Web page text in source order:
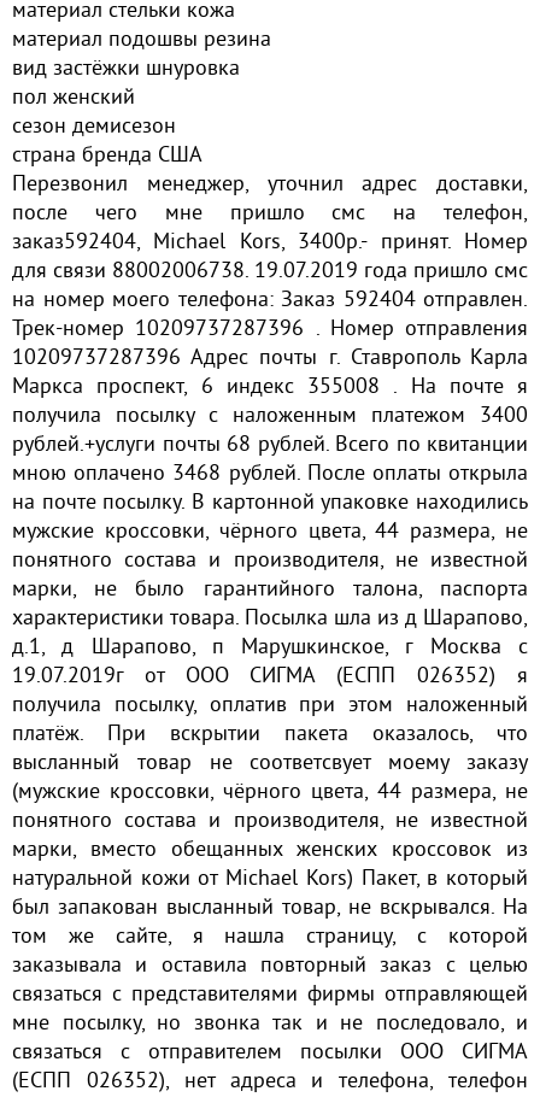
материал стельки кожа
материал подошвы резина
вид застёжки шнуровка
пол женский
сезон демисезон
страна бренда США
Перезвонил менеджер, уточнил адрес доставки,
после чего мне пришло смс на телефон,
заказ592404, Michael Kors, 3400р.- принят. Номер
для связи 88002006738. 19.07.2019 года пришло смс
на номер моего телефона: Заказ 592404 отправлен.
Трек-номер 10209737287396 . Номер отправления
10209737287396 Адрес почты г. Ставрополь Карла
Маркса проспект, 6 индекс 355008 . На почте я
получила посылку с наложенным платежом 3400
рублей.+услуги почты 68 рублей. Всего по квитанции
мною оплачено 3468 рублей. После оплаты открыла
на почте посылку. В картонной упаковке находились
мужские кроссовки, чёрного цвета, 44 размера, не
понятного состава и производителя, не известной
марки, не было гарантийного талона, паспорта
характеристики товара. Посылка шла из д Шарапово,
д.1, д Шарапово, п Марушкинское, г Москва с
19.07.2019г от ООО СИГМА (ЕСПП 026352) я
получила посылку, оплатив при этом наложенный
платёж. При вскрытии пакета оказалось, что
высланный товар не соответсвует моему заказу
(мужские кроссовки, чёрного цвета, 44 размера, не
понятного состава и производителя, не известной
марки, вместо обещанных женских кроссовок из
натуральной кожи от Michael Kors) Пакет, в который
был запакован высланный товар, не вскрывался. На
том же сайте, я нашла страницу, с которой
заказывала и оставила повторный заказ с целью
связаться с представителями фирмы отправляющей
мне посылку, но звонка так и не последовало, и
связаться с отправителем посылки ООО СИГМА
(ЕСПП 026352), нет адреса и телефона, телефон